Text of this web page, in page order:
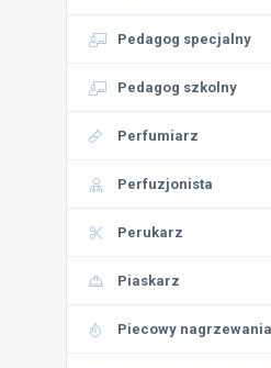
Pedagog specjalny
Pedagog szkolny
Perfumiarz
Perfuzjonista
Perukarz
Piaskarz
Piecowy